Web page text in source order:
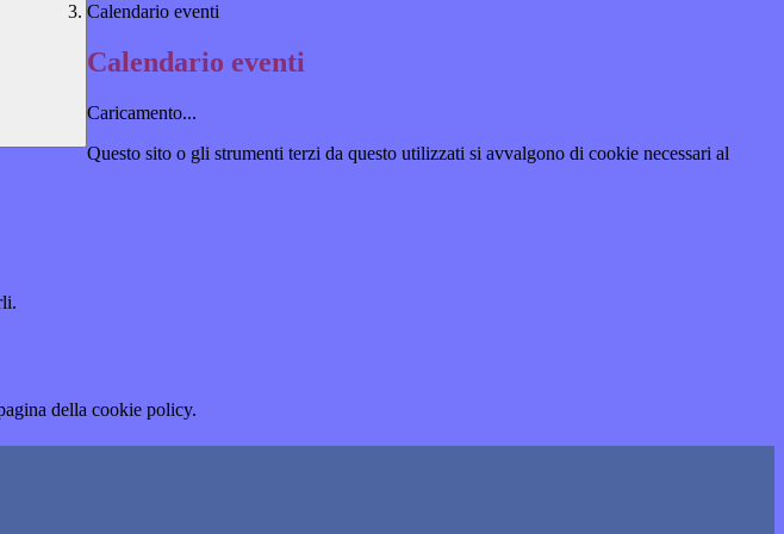
Calendario eventi
Calendario eventi
Caricamento...
Questo sito o gli strumenti terzi da questo utilizzati si avvalgono di cookie necessari al
della cookie policy.